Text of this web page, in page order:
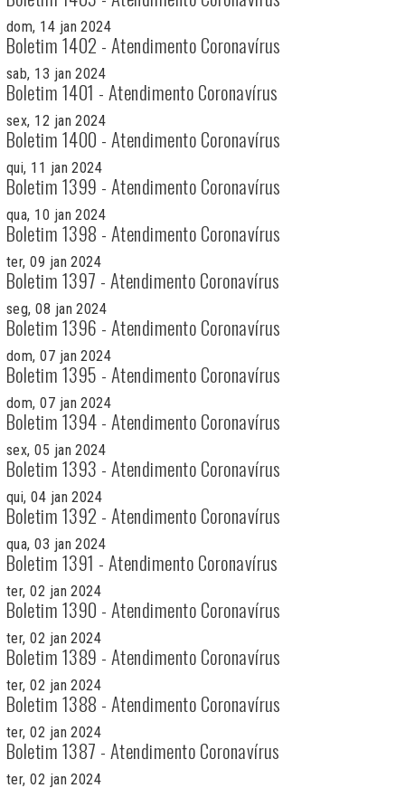
dom, 14 jan 2024
Boletim 1402 - Atendimento Coronavírus
sab, 13 jan 2024
Boletim 1401 - Atendimento Coronavírus
sex, 12 jan 2024
Boletim 1400 - Atendimento Coronavírus
qui, 11 jan 2024
Boletim 1399 - Atendimento Coronavírus
qua, 10 jan 2024
Boletim 1398 - Atendimento Coronavírus
ter, 09 jan 2024
Boletim 1397 - Atendimento Coronavírus
seg, 08 jan 2024
Boletim 1396 - Atendimento Coronavírus
dom, 07 jan 2024
Boletim 1395 - Atendimento Coronavírus
dom, 07 jan 2024
Boletim 1394 - Atendimento Coronavírus
sex, 05 jan 2024
Boletim 1393 - Atendimento Coronavírus
qui, 04 jan 2024
Boletim 1392 - Atendimento Coronavírus
qua, 03 jan 2024
Boletim 1391 - Atendimento Coronavírus
ter, 02 jan 2024
Boletim 1390 - Atendimento Coronavírus
ter, 02 jan 2024
Boletim 1389 - Atendimento Coronavírus
ter, 02 jan 2024
Boletim 1388 - Atendimento Coronavírus
ter, 02 jan 2024
Boletim 1387 - Atendimento Coronavírus
ter, 02 jan 2024